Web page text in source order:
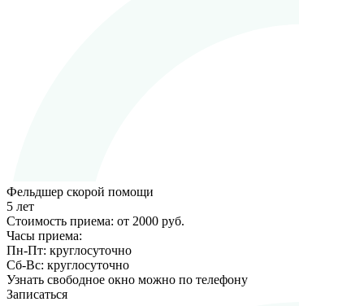
Фельдшер скорой помощи
5 лет
Стоимость приема: от 2000 руб.
Часы приема:
Пн-Пт: круглосуточно
Сб-Вс: круглосуточно
Узнать свободное окно можно по телефону
Записаться